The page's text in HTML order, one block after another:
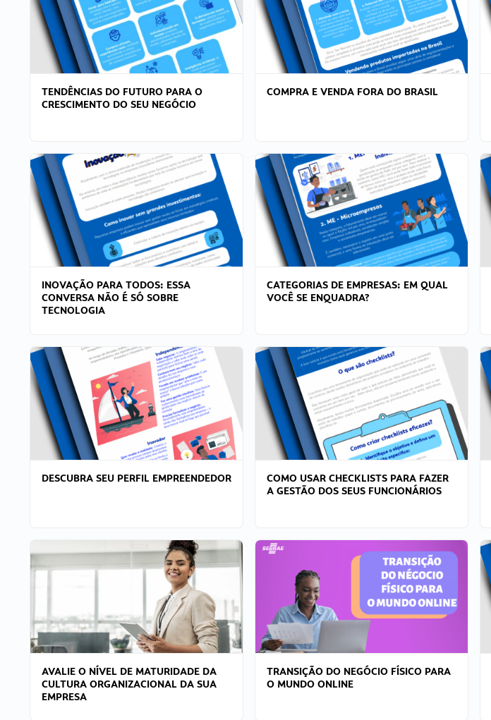
TENDÊNCIAS DO FUTURO PARA O
CRESCIMENTO DO SEU NEGÓCIO
COMPRA E VENDA FORA DO BRASIL
INOVAÇÃO PARA TODOS: ESSA
CONVERSA NÃO É SÓ SOBRE
TECNOLOGIA
CATEGORIAS DE EMPRESAS: EM QUAL
VOCÊ SE ENQUADRA?
DESCUBRA SEU PERFIL EMPREENDEDOR
COMO USAR CHECKLISTS PARA FAZER
A GESTÃO DOS SEUS FUNCIONÁRIOS
AVALIE O NÍVEL DE MATURIDADE DA
CULTURA ORGANIZACIONAL DA SUA
EMPRESA
TRANSIÇÃO DO NEGÓCIO FÍSICO PARA
O MUNDO ONLINE